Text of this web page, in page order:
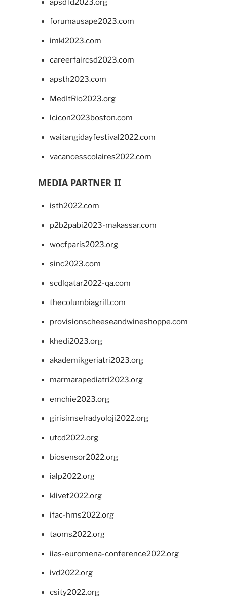
apsdfd2023.org
forumausape2023.com
imkl2023.com
careerfaircsd2023.com
apsth2023.com
MedItRio2023.org
lcicon2023boston.com
waitangidayfestival2022.com
vacancesscolaires2022.com
MEDIA PARTNER II
isth2022.com
p2b2pabi2023-makassar.com
wocfparis2023.org
sinc2023.com
scdlqatar2022-qa.com
thecolumbiagrill.com
provisionscheeseandwineshoppe.com
khedi2023.org
akademikgeriatri2023.org
marmarapediatri2023.org
emchie2023.org
girisimselradyoloji2022.org
utcd2022.org
biosensor2022.org
ialp2022.org
klivet2022.org
ifac-hms2022.org
taoms2022.org
iias-euromena-conference2022.org
ivd2022.org
csity2022.org